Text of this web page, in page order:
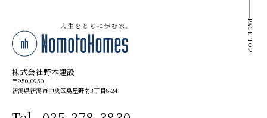
株式会社野本建設
〒950-0950
新潟県新潟市中央区鳥屋野南3丁目8-24
PAGE TOP